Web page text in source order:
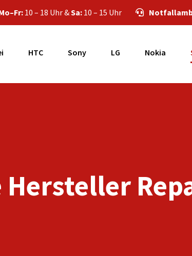
10 – 18 Uhr &Sa: 10 – 15 Uhr
HTC Sony LG Nokia
Hersteller